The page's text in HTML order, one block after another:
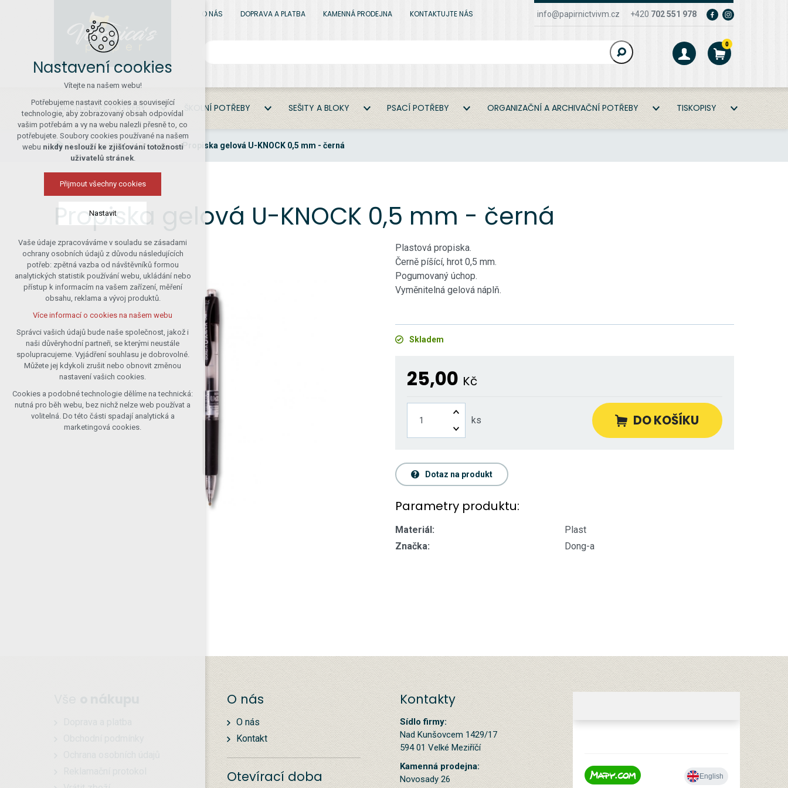
O NÁS DOPRAVA A PLATBA KAMENNÁ PRODEJNA KONTAKTUJTE NÁS info@papirnictvivm.cz +420 702 551 978
0
KANCELÁŘSKÉ POTŘEBY ŠKOLNÍ POTŘEBY SEŠITY A BLOKY PSACÍ POTŘEBY ORGANIZAČNÍ A ARCHIVAČNÍ POTŘEBY TISKOPISY
Psací potřeby Propisky Propiska gelová U-KNOCK 0,5 mm - černá
Propiska gelová U-KNOCK 0,5 mm - černá
Plastová propiska.
Černě píšící, hrot 0,5 mm.
Pogumovaný úchop.
Vyměnitelná gelová náplň.
Skladem
25,00 Kč
ks DO KOŠÍKU
Dotaz na produkt
Parametry produktu:
Materiál:
Plast
Značka:
Dong-a
O nás
O nás
Kontakt
Otevírací doba
Kontakty
Sídlo firmy:
Nad Kunšovcem 1429/17
594 01 Velké Meziříčí
Kamenná prodejna:
Novosady 26
Nastavení cookies
Vítejte na našem webu!
Potřebujeme nastavit cookies a související
technologie, aby zobrazovaný obsah odpovídal
vašim potřebám a vy na webu nalezli přesně to, co
potřebujete. Soubory cookies používané na našem
webu nikdy neslouží ke zjišťování totožnosti
uživatelů stránek.
Přijmout všechny cookies
Nastavit
Technická cookies
nutná pro provozování webu
udržení kontextu stránek (session):
případná přihlášení, volby jazyka, apod.
Volitelná cookies
analytická pro anonymizované
vyhodnocení návštěvnosti
marketingová cookies (Google)
Více informací o cookies na našem webu
Přijmout všechny cookies
Odmítnout vše
Vaše údaje zpracováváme v souladu se zásadami
ochrany osobních údajů z důvodu následujících
potřeb: zpětná vazba od návštěvníků formou
analytických statistik používání webu, ukládání nebo
přístup k informacím na vašem zařízení, měření
obsahu, reklama a vývoj produktů.
Více informací o cookies na našem webu
Správci vašich údajů bude naše společnost, jakož i
naši důvěryhodní partneři, se kterými neustále
spolupracujeme. Vyjádření souhlasu je dobrovolné.
Můžete jej kdykoli zrušit nebo obnovit změnou
nastavení vašich cookies.
Cookies a podobné technologie dělíme na technická:
nutná pro běh webu, bez nichž nelze web používat a
volitelná. Do této části spadají analytická a
marketingová cookies.